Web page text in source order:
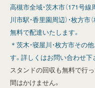
高槻市全域・茨木市（171号線
川市駅・香里園周辺）・枚方
無料で配達いたします。
＊茨木・寝屋川・枚方市その
す。詳しくはお問い合わせ下
スタンドの回収も無料で行
間はかけません。